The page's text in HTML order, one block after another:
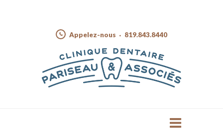
Appelez-nous 819.843.8440